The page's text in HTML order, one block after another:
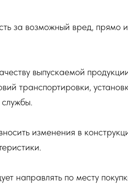
за возможный вред, прямо
выпускаемой
транспортировки,
изменения в
направлять по месту